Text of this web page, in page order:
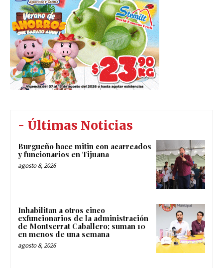
- Últimas Noticias
Burgueño hace mitin con acarreados
y funcionarios en Tijuana
agosto 8, 2026
Inhabilitan a otros cinco
exfuncionarios de la administración
de Montserrat Caballero; suman 10
en menos de una semana
agosto 8, 2026